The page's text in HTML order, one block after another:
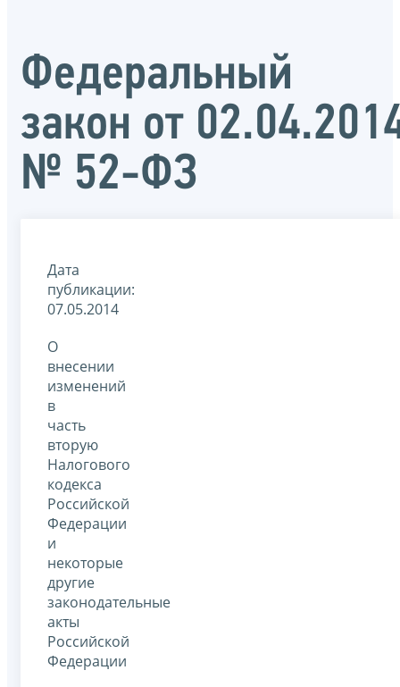
Федеральный
закон от
№ 52-ФЗ
Дата
публикации:
07.05.2014
О
внесении
изменений
в
часть
вторую
Налогового
кодекса
Российской
Федерации
и
некоторые
другие
законодательные
акты
Российской
Федерации